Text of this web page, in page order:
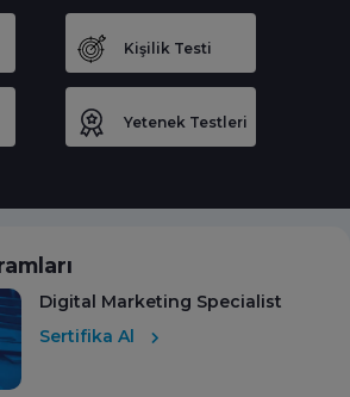
Kişilik Testi
Yetenek Testleri
Digital Marketing Specialist
Sertifika Al